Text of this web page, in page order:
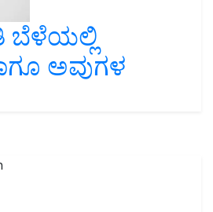
ಬೆಳೆಯಲ್ಲಿ
ಅವುಗಳ